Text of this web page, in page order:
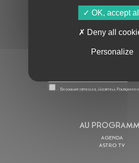
S'ABONNER À LA
En cochant cette case, j’accepte la Politique de
AU
AGENDA
ASTRO TV
OK, accept all
Deny all
Personalize